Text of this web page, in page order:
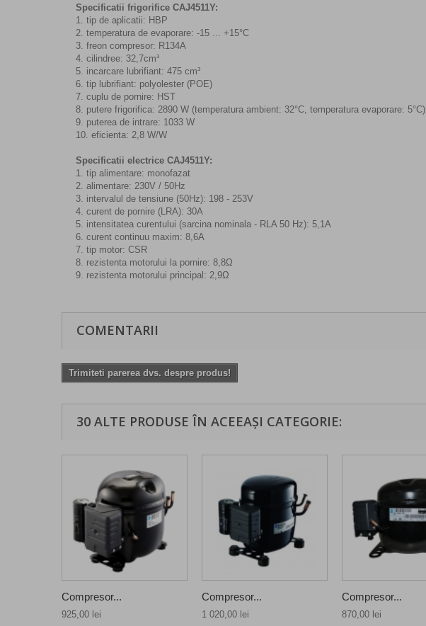
Specificatii frigorifice CAJ4511Y:
1. tip de aplicatii: HBP
2. temperatura de evaporare: -15 ... +15°C
3. freon compresor: R134A
4. cilindree: 32,7cm³
5. incarcare lubrifiant: 475 cm³
6. tip lubrifiant: polyolester (POE)
7. cuplu de pornire: HST
8. putere frigorifica: 2890 W (temperatura ambient: 32°C, temperatura evaporare: 5°C)
9. puterea de intrare: 1033 W
10. eficienta: 2,8 W/W
Specificatii electrice CAJ4511Y:
1. tip alimentare: monofazat
2. alimentare: 230V / 50Hz
3. intervalul de tensiune (50Hz): 198 - 253V
4. curent de pornire (LRA): 30A
5. intensitatea curentului (sarcina nominala - RLA 50 Hz): 5,1A
6. curent continuu maxim: 8,6A
7. tip motor: CSR
8. rezistenta motorului la pornire: 8,8Ω
9. rezistenta motorului principal: 2,9Ω
COMENTARII
Trimiteti parerea dvs. despre produs!
30 ALTE PRODUSE ÎN ACEEAȘI CATEGORIE:
Compresor...
925,00 lei
Compresor...
1 020,00 lei
Compresor...
870,00 lei